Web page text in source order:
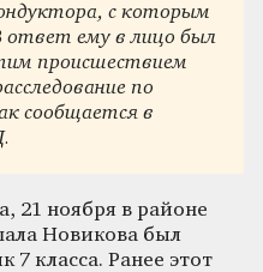
с которым
ответ ему в лицо был
происшествием
по
сообщается в
21 ноября в районе
Новикова был
7 класса. Ранее этот